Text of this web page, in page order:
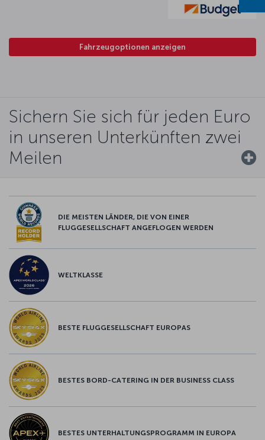
Fahrzeugoptionen anzeigen
Sichern Sie sich für jeden Euro
in unseren Unterkünften zwei
Meilen
DIE MEISTEN LÄNDER, DIE VON EINER
FLUGGESELLSCHAFT ANGEFLOGEN WERDEN
WELTKLASSE
BESTE FLUGGESELLSCHAFT EUROPAS
BESTES BORD-CATERING IN DER BUSINESS CLASS
BESTES UNTERHALTUNGSPROGRAMM IN EUROPA